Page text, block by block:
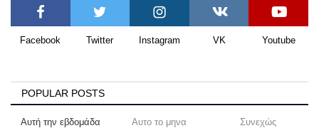
Facebook Twitter Instagram VK Youtube
POPULAR POSTS
Αυτή την εβδομάδα Αυτο το μηνα Συνεχώς